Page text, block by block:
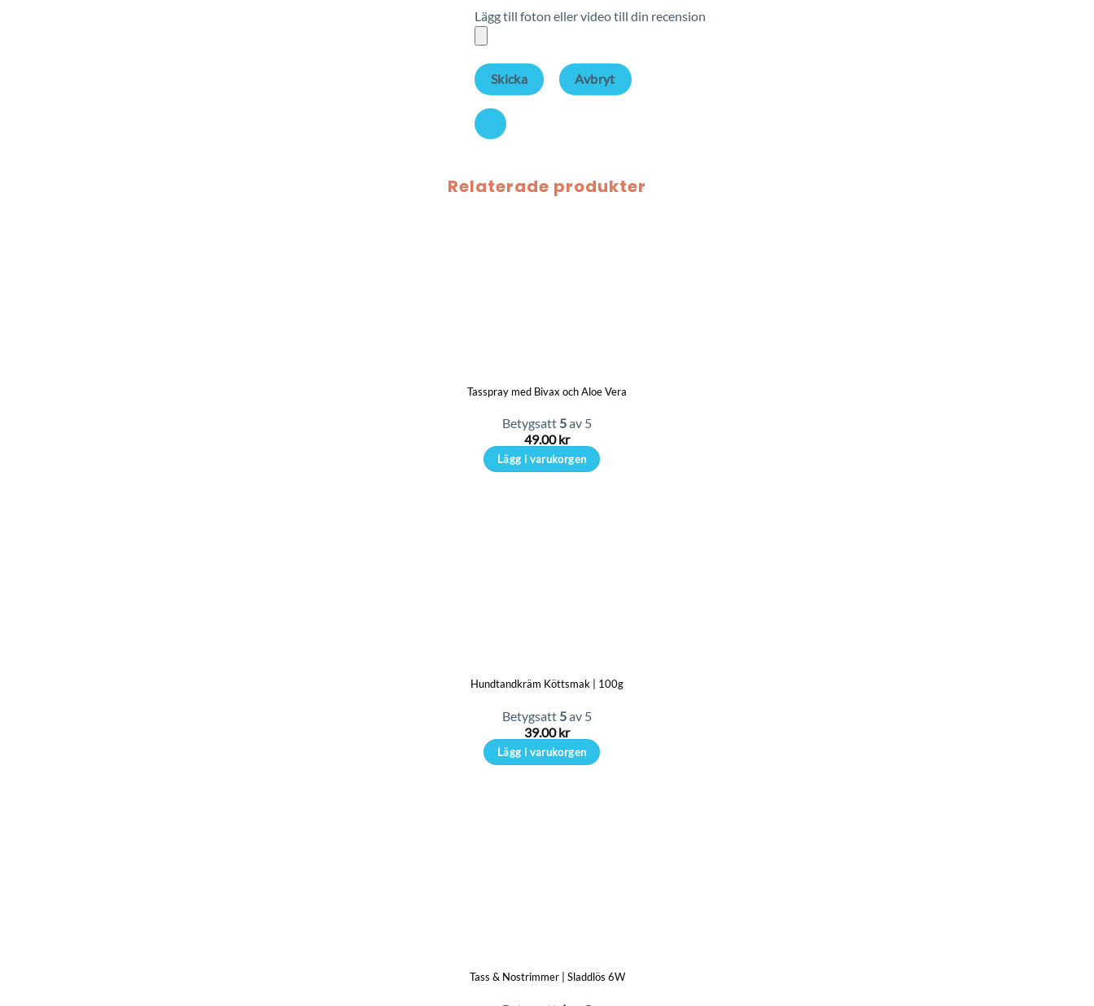
Lägg till foton eller video till din recension
Skicka Avbryt
Relaterade produkter
Tasspray med Bivax och Aloe Vera
Betygsatt 5av 5
49.00kr
Lägg i varukorgen
Hundtandkräm Köttsmak | 100g
Betygsatt 5av 5
39.00kr
Lägg i varukorgen
Tass & Nostrimmer | Sladdlös 6W